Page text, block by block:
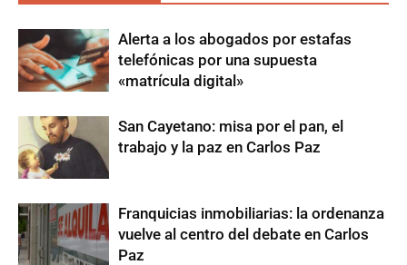
Alerta a los abogados por estafas
telefónicas por una supuesta
«matrícula digital»
San Cayetano: misa por el pan, el
trabajo y la paz en Carlos Paz
Franquicias inmobiliarias: la ordenanza
vuelve al centro del debate en Carlos
Paz